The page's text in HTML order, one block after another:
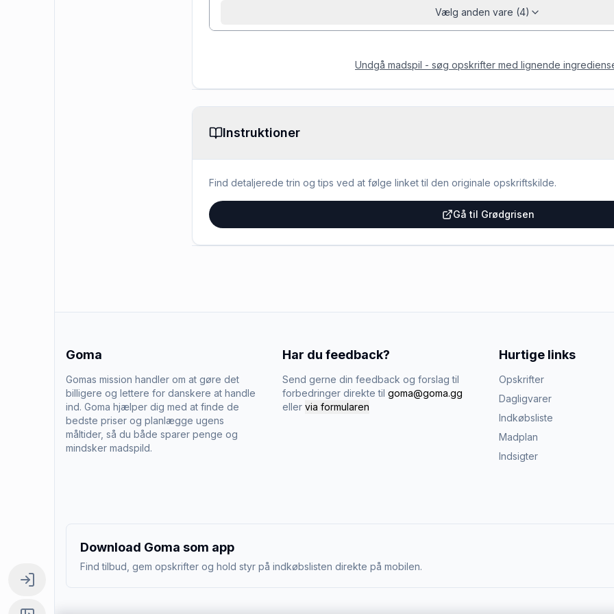
Log ind
Vælg anden vare (4)
Undgå madspil - søg opskrifter med lignende
Instruktioner
Find detaljerede trin og tips ved at følge linket til den originale opskriftskilde.
Gå til Grødgrisen
Goma
Gomas mission handler om at gøre det
billigere og lettere for danskere at handle
ind. Goma hjælper dig med at finde de
bedste priser og planlægge ugens
måltider, så du både sparer penge og
mindsker madspild.
Har du feedback?
Send gerne din feedback og forslag til
forbedringer direkte til goma@goma.gg
eller via formularen
Hurtige links
Opskrifter
Dagligvarer
Indkøbsliste
Madplan
Indsigter
Download Goma som app
Find tilbud, gem opskrifter og hold styr på indkøbslisten direkte på mobilen.